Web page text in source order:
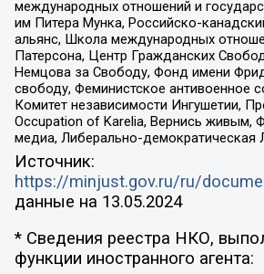
международных отношений и
им Питера Мунка, Российско-
альянс, Школа международных
Патерсона, Центр Гражданских
Немцова за Свободу, Фонд имени
свободу, Феминистское антивоенное
Комитет независимости Ингушетии,
Occupation of Karelia, Вернись живым,
медиа, Либерально-демократическая
Источник:
https://minjust.gov.ru/ru/
данные на 13.05.2024
* Сведения реестра НКО,
функции иностранного агента: